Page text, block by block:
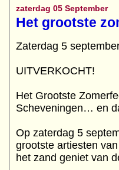
zaterdag 05 September
Het grootste
Zaterdag 5
UITVERKOCHT!
Het Grootste
Scheveningen… en
Op zaterdag 5
grootste artiesten
het zand geniet van